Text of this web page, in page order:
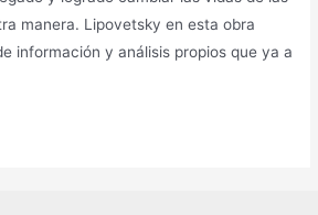
manera. Lipovetsky en esta obra
información y análisis propios que ya a